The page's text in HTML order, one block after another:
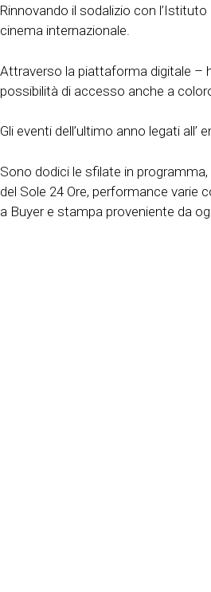
Rinnovando il sodalizio con
cinema internazionale.
Attraverso la piattaforma digitale –
possibilità di accesso anche a
Gli eventi dell’ultimo anno legati
Sono dodici le sfilate in
del Sole 24 Ore, performance varie
a Buyer e stampa proveniente da